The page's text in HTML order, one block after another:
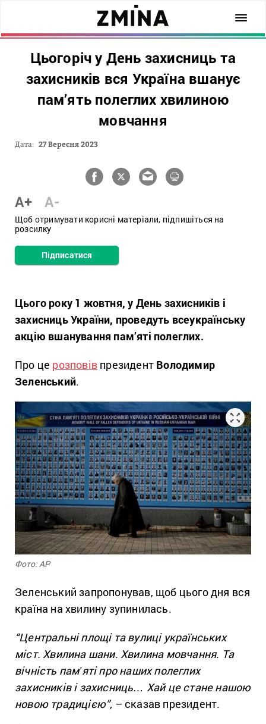
Цьогоріч у День захисниць та
захисників вся Україна вшанує
пам’ять полеглих хвилиною
мовчання
Дата: 27 Вересня 2023
A+ A-
Щоб отримувати корисні матеріали, підпишіться на
розсилку
Підписатися
Цього року 1 жовтня, у День захисників і
захисниць України, проведуть всеукраїнську
акцію вшанування пам’яті полеглих.
Про це розповів президент Володимир
Зеленський.
Фото: АР
Зеленський запропонував, щоб цього дня вся
країна на хвилину зупинилась.
“Центральні площі та вулиці українських
міст. Хвилина шани. Хвилина мовчання. Та
вічність памʼяті про наших полеглих
захисників і захисниць… Хай це стане нашою
новою традицією”, – сказав президент.